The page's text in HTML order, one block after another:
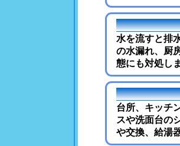
水を流すと排
の水漏れ、厨
態にも対処し
台所、キッチ
スや洗面台の
や交換、給湯